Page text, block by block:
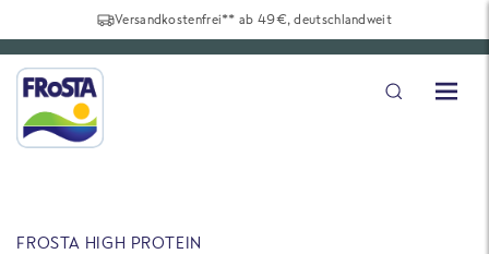
Versandkostenfrei** ab 49€, deutschlandweit
FROSTA HIGH PROTEIN